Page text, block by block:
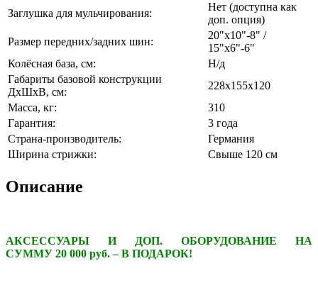
Заглушка для мульчирования:
Нет (доступна как
доп. опция)
Размер передних/задних шин:
20"x10"-8" /
15"x6"-6"
Колёсная база, см:
Н/д
Габариты базовой конструкции
ДхШхВ, см:
228x155x120
Масса, кг:
310
Гарантия:
3 года
Страна-производитель:
Германия
Ширина стрижки:
Свыше 120 см
Описание
АКСЕССУАРЫ И ДОП. ОБОРУДОВАНИЕ НА
СУММУ 20 000 руб. – В ПОДАРОК!